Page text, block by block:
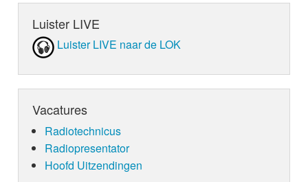
Luister LIVE
Luister LIVE naar de LOK
Vacatures
Radiotechnicus
Radiopresentator
Hoofd Uitzendingen